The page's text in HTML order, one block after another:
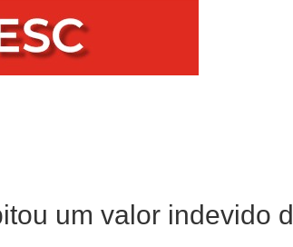
um valor indevido